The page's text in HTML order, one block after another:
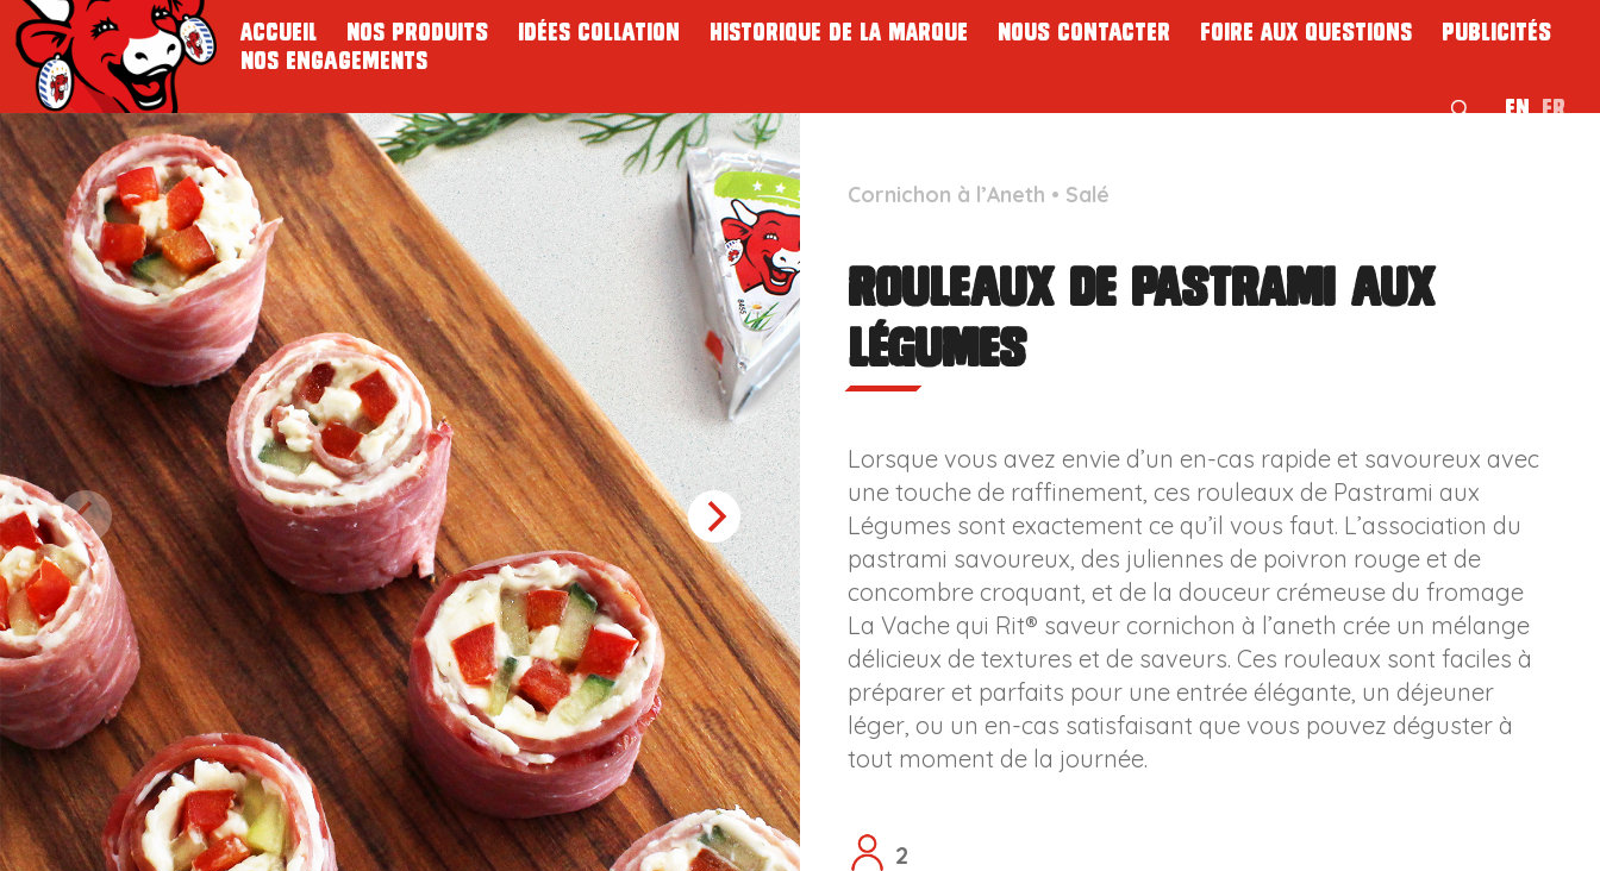
Accueil Nos Produits Idées collation Historique de la marque Nous contacter Foire Aux Questions
Publicités
Nos Engagements
EN FR
Cornichon à l’Aneth • Salé
Rouleaux de pastrami aux
légumes
Lorsque vous avez envie d’un en-cas rapide et savoureux avec
une touche de raffinement, ces rouleaux de Pastrami aux
Légumes sont exactement ce qu’il vous faut. L’association du
pastrami savoureux, des juliennes de poivron rouge et de
concombre croquant, et de la douceur crémeuse du fromage
La Vache qui Rit® saveur cornichon à l’aneth crée un mélange
délicieux de textures et de saveurs. Ces rouleaux sont faciles à
préparer et parfaits pour une entrée élégante, un déjeuner
léger, ou un en-cas satisfaisant que vous pouvez déguster à
tout moment de la journée.
2